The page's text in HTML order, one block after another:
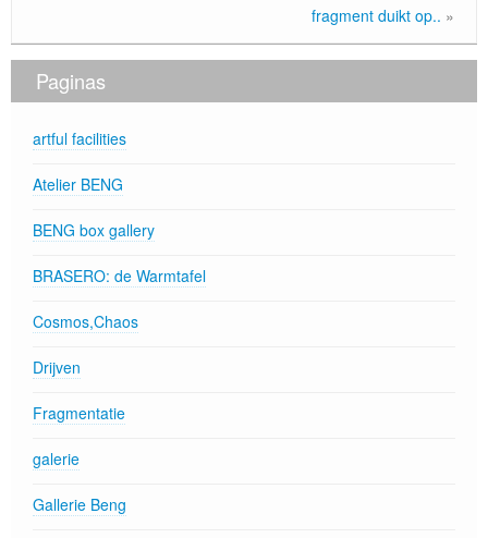
fragment duikt op.. »
Paginas
artful facilities
Atelier BENG
BENG box gallery
BRASERO: de Warmtafel
Cosmos,Chaos
Drijven
Fragmentatie
galerie
Gallerie Beng